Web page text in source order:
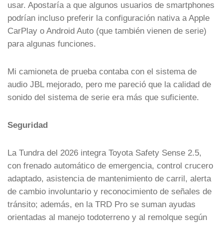
usar. Apostaría a que algunos usuarios de smartphones
podrían incluso preferir la configuración nativa a Apple
CarPlay o Android Auto (que también vienen de serie)
para algunas funciones.
Mi camioneta de prueba contaba con el sistema de
audio JBL mejorado, pero me pareció que la calidad de
sonido del sistema de serie era más que suficiente.
Seguridad
La Tundra del 2026 integra Toyota Safety Sense 2.5,
con frenado automático de emergencia, control crucero
adaptado, asistencia de mantenimiento de carril, alerta
de cambio involuntario y reconocimiento de señales de
tránsito; además, en la TRD Pro se suman ayudas
orientadas al manejo todoterreno y al remolque según